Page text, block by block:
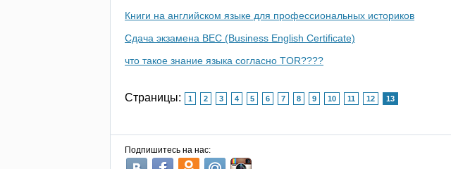
Книги на английском языке для профессиональных историков
Сдача экзамена BEC (Business English Certificate)
что такое знание языка согласно TOR????
Страницы: 1 2 3 4 5 6 7 8 9 10 11 12 13
Подпишитесь на нас: